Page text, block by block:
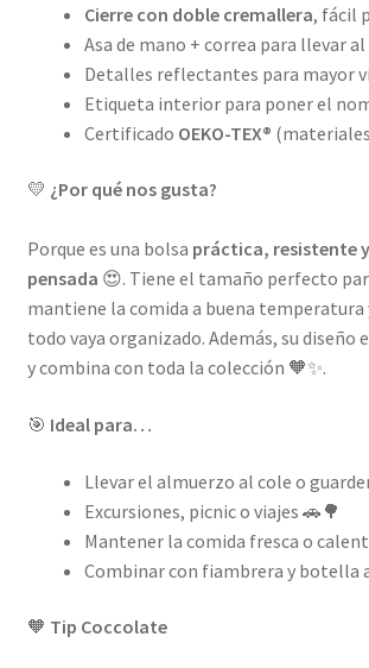
Cierre con doble cremallera, fácil
Asa de mano + correa para llevar
Detalles reflectantes para mayor
Etiqueta interior para poner el
Certificado OEKO-TEX®
💛 ¿Por qué nos gusta?
Porque es una bolsa práctica, resistente
pensada 😍. Tiene el tamaño perfecto
mantiene la comida a buena temperatura
todo vaya organizado. Además, su diseño
y combina con toda la colección 🧡✨.
🎯 Ideal para…
Llevar el almuerzo al cole o
Excursiones, picnic o viajes 🚗🌳
Mantener la comida fresca o
Combinar con fiambrera y botella
🧡 Tip Coccolate